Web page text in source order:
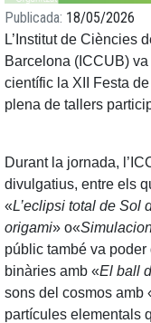
Publicada 18/05/2026
L’Institut de Ciències
Barcelona (ICCUB)
científic la XII Festa
plena de tallers
Durant la jornada,
divulgatius, entre els
«L’eclipsi total de Sol
origami» o«
públic també va
binàries amb «El ball
sons del cosmos amb
partícules elementals